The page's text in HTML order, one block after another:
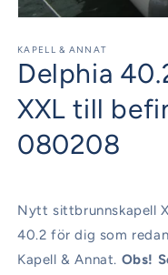
1
i
modalfönster
KAPELL & ANNAT
Delphia
XXL till
080208
Nytt sittbrunnskapell
40.2 för dig som
Kapell & Annat. Obs!